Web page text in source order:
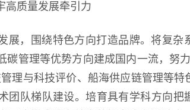
高质量发展牵引力
展，围绕特色方向打造品牌。将复杂
碳管理等优势方向建成国内一流，努
理与科技评价、船海供应链管理等特
团队梯队建设。培育具有学科方向把